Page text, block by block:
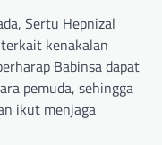
Sertu Hepnizal
kenakalan
Babinsa dapat
pemuda, sehingga
ikut menjaga